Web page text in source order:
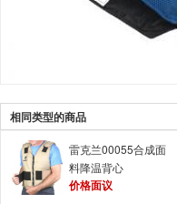
相同类型的商品
雷克兰00055合成面
料降温背心
价格面议